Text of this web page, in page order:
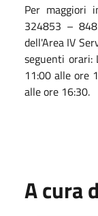
Per maggiori
324853 –
dell'Area IV
seguenti orari:
11:00 alle ore
alle ore 16:30.
A cura